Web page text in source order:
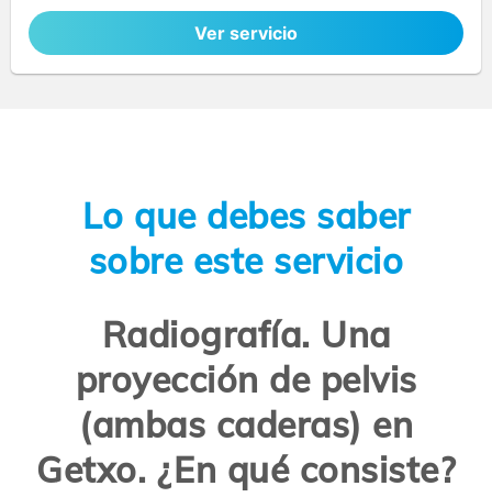
Ver servicio
Lo que debes saber
sobre este servicio
Radiografía. Una
proyección de pelvis
(ambas caderas) en
Getxo. ¿En qué consiste?